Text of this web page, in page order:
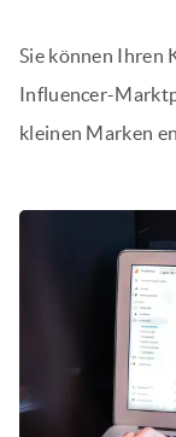
Sie können Ihren
Influencer-
kleinen Marken